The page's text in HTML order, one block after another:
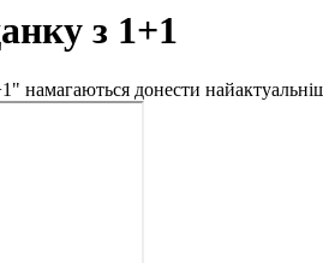
з 1+1
намагаються донести